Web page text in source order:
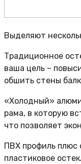
Выделяют
Традиционное
ваша цель –
обшить стены
«Холодный»
рама, в которую
что позволяет
ПВХ профиль плюс
пластиковое